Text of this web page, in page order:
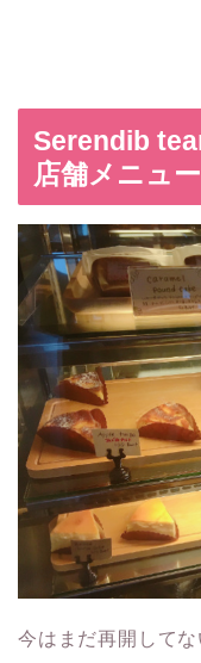
Serendib
店舗メニュー
今はまだ再開してな